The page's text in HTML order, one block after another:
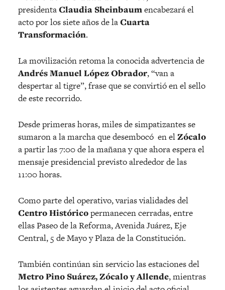
presidentaClaudia Sheinbaumencabezará el
acto por los siete años de laCuarta
Transformación.
La movilización retoma la conocida advertencia de
Andrés Manuel López Obrador, “van a
despertar al tigre”, frase que se convirtió en el sello
de este recorrido.
Desde primeras horas, miles de simpatizantes se
sumaron a la marcha que desembocó en elZócalo
a partir las 7:00 de la mañana y que ahora espera el
mensaje presidencial previsto alrededor de las
11:00 horas.
Como parte del operativo, varias vialidades del
Centro Históricopermanecen cerradas, entre
ellas Paseo de la Reforma, Avenida Juárez, Eje
Central, 5 de Mayo y Plaza de la Constitución.
También continúan sin servicio las estaciones del
Metro Pino Suárez, Zócalo y Allende, mientras